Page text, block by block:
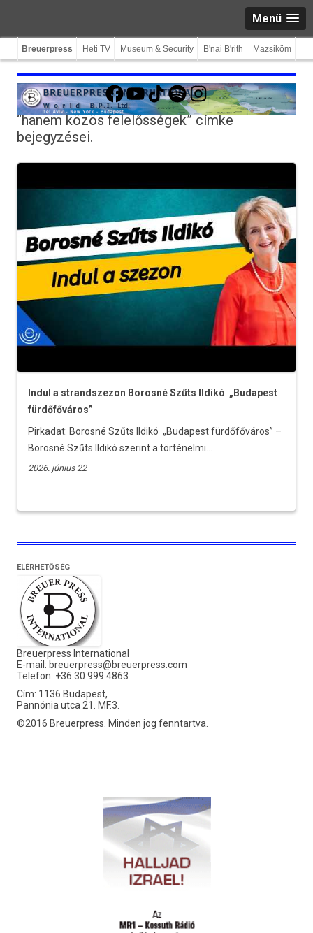
Menü
Breuerpress Heti TV Museum & Security B'nai B'rith Mazsiköm
Facebook
YouTube
TikTokSpotifyInstagram
“hanem közös felelősségek”címke
bejegyzései.
Indul a strandszezon Borosné Szűts Ildikó „Budapest
fürdőfőváros”
Pirkadat: Borosné Szűts Ildikó „Budapest fürdőfőváros” –
Borosné Szűts Ildikó szerint a történelmi...
2026. június 22
ELÉRHETŐSÉG
Breuerpress International
E-mail: breuerpress@breuerpress.com
Telefon: +36 30 999 4863
Cím: 1136 Budapest,
Pannónia utca 21. MF.3.
©2016 Breuerpress. Minden jog fenntartva.